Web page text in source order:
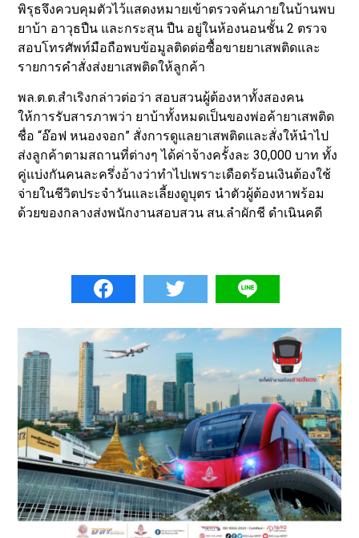
พิรุธจึงควบคุมตัวไว้แสดงหมายเข้าตรวจค้นภายในบ้านพบ
ยาบ้า อาวุธปืน และกระสุน ปืน อยู่ในห้องนอนชั้น 2 ตรวจ
สอบโทรศัพท์มือถือพบข้อมูลติดต่อซื้อขายยาเสพติดและ
รายการคำสั่งส่งยาเสพติดให้ลูกค้า
พล.ต.ต.สำเริงกล่าวต่อว่า สอบสวนผู้ต้องหาทั้งสองคน
ให้การรับสารภาพว่า ยาบ้าทั้งหมดเป็นของพ่อค้ายาเสพติด
ชื่อ “อ๊อฟ หนองจอก” สั่งการดูแลยาเสพติดและสั่งให้นำไป
ส่งลูกค้าตามสถานที่ต่างๆ ได้ค่าจ้างครั้งละ 30,000 บาท ทั้ง
คู่แบ่งกันคนละครึ่งอ้างว่าทำไปเพราะเดือดร้อนเงินต้องใช้
จ่ายในชีวิตประจำวันและเลี้ยงดูบุตร นำตัวผู้ต้องหาพร้อม
ด้วยของกลางส่งพนักงานสอบสวน สน.ลำผักชี ดำเนินคดี